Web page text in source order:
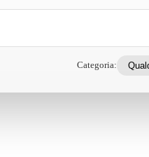
Categoria: